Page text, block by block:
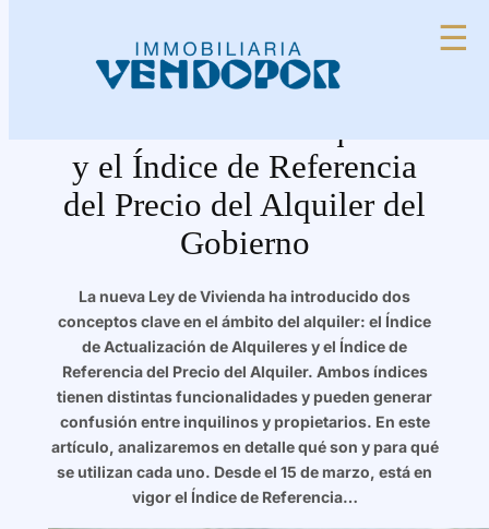
al
contenido
☰
Diferencia entre el Índice de
y el Índice de Referencia
del Precio del Alquiler del
Gobierno
La nueva Ley de Vivienda ha introducido dos
conceptos clave en el ámbito del alquiler: el Índice
de Actualización de Alquileres y el Índice de
Referencia del Precio del Alquiler. Ambos índices
tienen distintas funcionalidades y pueden generar
confusión entre inquilinos y propietarios. En este
artículo, analizaremos en detalle qué son y para qué
se utilizan cada uno. Desde el 15 de marzo, está en
vigor el Índice de Referencia…